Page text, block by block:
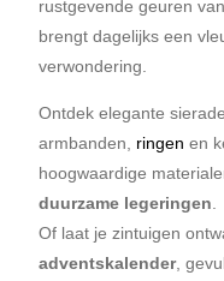
rustgevende geuren van
brengt dagelijks een
verwondering.
Ontdek elegante
armbanden, ringen en
hoogwaardige
duurzame legeringen
Of laat je zintuigen
adventskalender,